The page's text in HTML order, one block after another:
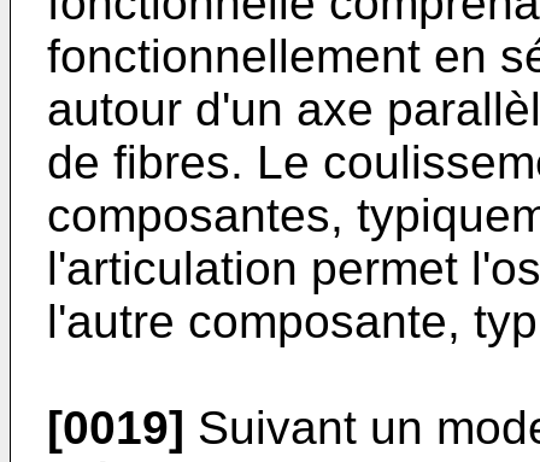
fonctionnellement en
autour d'un axe
de fibres. Le
composantes,
l'articulation permet
l'autre composante,
[0019] Suivant un